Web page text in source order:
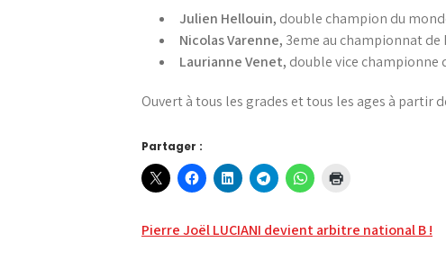
Julien Hellouin, double champion du
Nicolas Varenne, 3eme au championnat de
Laurianne Venet, double vice championne
Ouvert à tous les grades et tous les ages à partir
Partager :
Navigation
Pierre Joël LUCIANI devient arbitre national B !